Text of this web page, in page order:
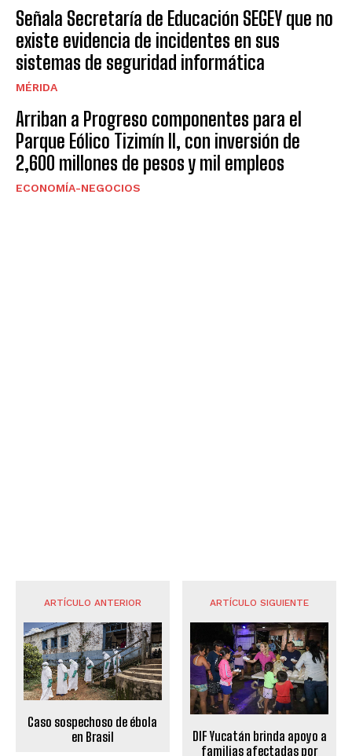
Señala Secretaría de Educación SEGEY que no
existe evidencia de incidentes en sus
sistemas de seguridad informática
MÉRIDA
Arriban a Progreso componentes para el
Parque Eólico Tizimín II, con inversión de
2,600 millones de pesos y mil empleos
ECONOMÍA-NEGOCIOS
ARTÍCULO ANTERIOR
Caso sospechoso de ébola
en Brasil
ARTÍCULO SIGUIENTE
DIF Yucatán brinda apoyo a
familias afectadas por